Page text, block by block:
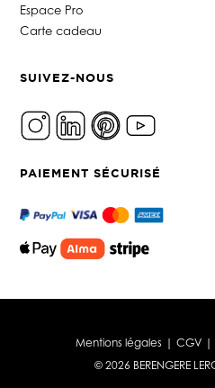
Espace Pro
Carte cadeau
SUIVEZ-NOUS
PAIEMENT SÉCURISÉ
Mentions légales | CGV |
© 2026 BERENGERE